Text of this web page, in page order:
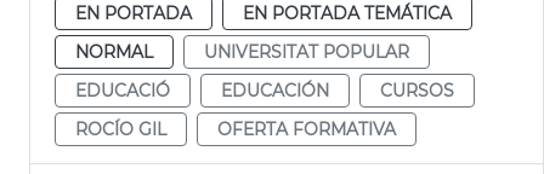
EN PORTADA
EN PORTADA TEMÁTICA
NORMAL
UNIVERSITAT POPULAR
EDUCACIÓ
EDUCACIÓN
CURSOS
ROCÍO GIL
OFERTA FORMATIVA